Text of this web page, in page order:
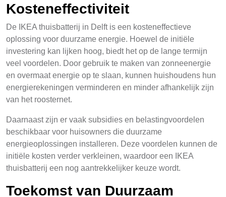
Kosteneffectiviteit
De IKEA thuisbatterij in Delft is een kosteneffectieve
oplossing voor duurzame energie. Hoewel de initiële
investering kan lijken hoog, biedt het op de lange termijn
veel voordelen. Door gebruik te maken van zonneenergie
en overmaat energie op te slaan, kunnen huishoudens hun
energierekeningen verminderen en minder afhankelijk zijn
van het roosternet.
Daarnaast zijn er vaak subsidies en belastingvoordelen
beschikbaar voor huisowners die duurzame
energieoplossingen installeren. Deze voordelen kunnen de
initiële kosten verder verkleinen, waardoor een IKEA
thuisbatterij een nog aantrekkelijker keuze wordt.
Toekomst van Duurzaam